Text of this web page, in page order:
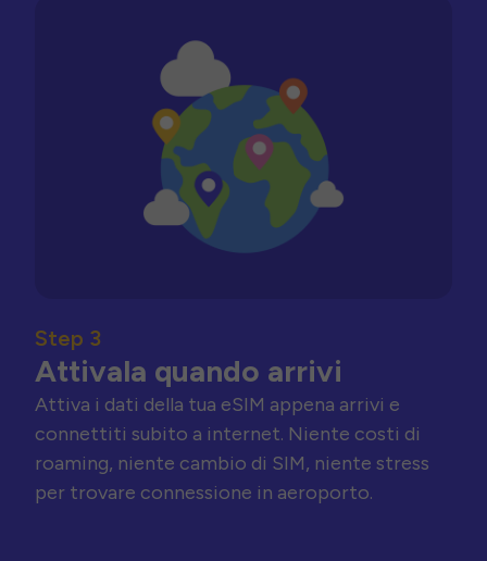
Step 3
Attivala quando arrivi
Attiva i dati della tua eSIM appena arrivi e
connettiti subito a internet. Niente costi di
roaming, niente cambio di SIM, niente stress
per trovare connessione in aeroporto.